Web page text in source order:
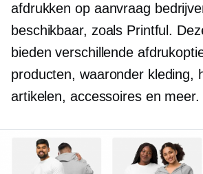
afdrukken op aanvraag
beschikbaar, zoals Printful.
bieden verschillende
producten, waaronder kleding,
artikelen, accessoires en meer.